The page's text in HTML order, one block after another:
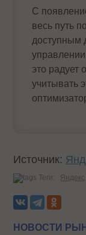
С
весь путь
доступным
это радует
учитывать
Источник:
Теги: Яндекс
НОВОСТИ